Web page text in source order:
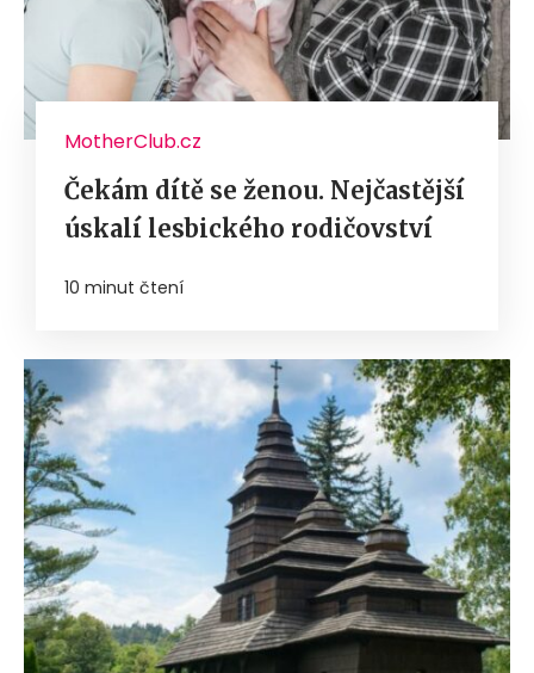
MotherClub.cz
Čekám dítě se ženou. Nejčastější
úskalí lesbického rodičovství
10 minut čtení